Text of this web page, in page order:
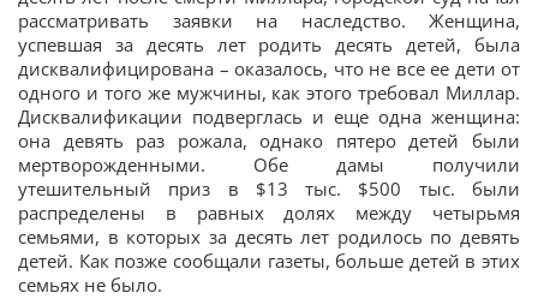
рассматривать заявки на наследство. Женщина,
успевшая за десять лет родить десять детей, была
дисквалифицирована – оказалось, что не все ее дети от
одного и того же мужчины, как этого требовал Миллар.
Дисквалификации подверглась и еще одна женщина:
она девять раз рожала, однако пятеро детей были
мертворожденными. Обе дамы получили
утешительный приз в $13 тыс. $500 тыс. были
распределены в равных долях между четырьмя
семьями, в которых за десять лет родилось по девять
детей. Как позже сообщали газеты, больше детей в этих
семьях не было.